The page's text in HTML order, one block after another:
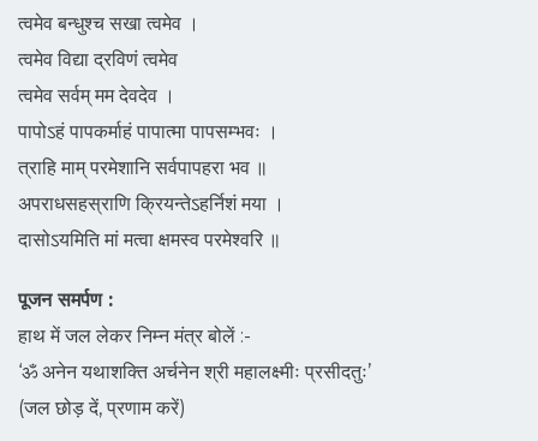
त्वमेव बन्धुश्च सखा त्वमेव ।
त्वमेव विद्या द्रविणं त्वमेव
त्वमेव सर्वम्‌ मम देवदेव ।
पापोऽहं पापकर्माहं पापात्मा पापसम्भवः ।
त्राहि माम्‌ परमेशानि सर्वपापहरा भव ॥
अपराधसहस्राणि क्रियन्तेऽहर्निशं मया ।
दासोऽयमिति मां मत्वा क्षमस्व परमेश्वरि ॥
पूजन समर्पण :
हाथ में जल लेकर निम्न मंत्र बोलें :-
‘ॐ अनेन यथाशक्ति अर्चनेन श्री महालक्ष्मीः प्रसीदतुः’
(जल छोड़ दें, प्रणाम करें)